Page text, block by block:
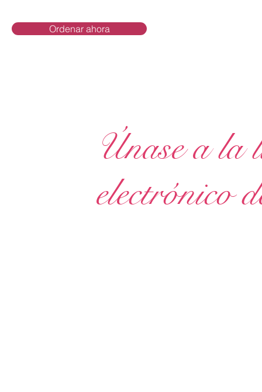
Ordenar ahora
Únase a la
electrónico